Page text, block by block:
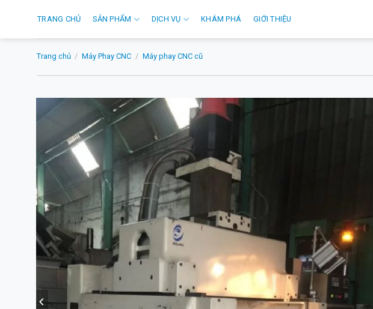
content
TRANG CHỦ SẢN PHẨM DỊCH VỤ KHÁM PHÁ GIỚI THIỆU
Trang chủ / Máy Phay CNC / Máy phay CNC cũ